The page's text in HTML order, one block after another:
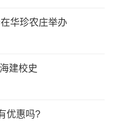
在华珍农庄举办
建校史
优惠吗?